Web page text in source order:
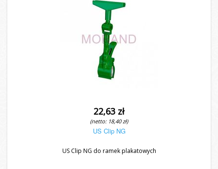
22,63 zł
(netto: 18,40 zł)
US Clip NG
US Clip NG do ramek plakatowych